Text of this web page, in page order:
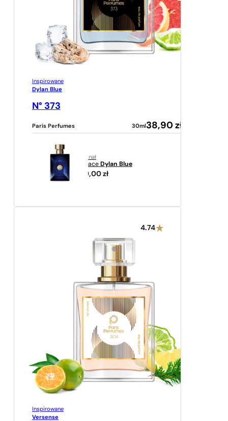
Inspirowane
Dylan Blue
N° 373
Paris Perfumes 30ml 38,90 zł
oryginał
Versace Dylan Blue
349,00 zł
4.74
Inspirowane
Versense